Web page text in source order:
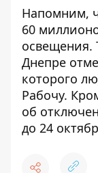
Напомним,
60
освещения.
Днепре
которого
Рабочу.
об
до 24